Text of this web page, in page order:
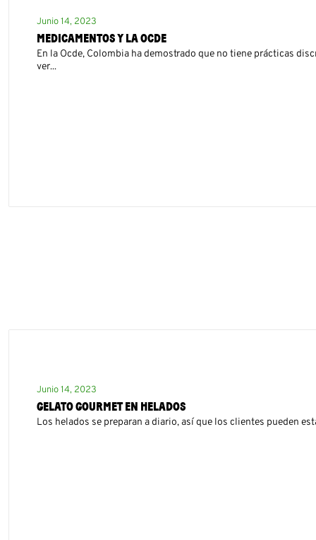
Junio 14, 2023
MEDICAMENTOS Y LA OCDE
En la Ocde, Colombia ha demostrado que no tiene prácticas
ver...
Junio 14, 2023
GELATO GOURMET EN HELADOS
Los helados se preparan a diario, así que los clientes pueden